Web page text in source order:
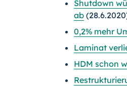
Shutdown
ab
0,2% mehr
Laminat
HDM schon